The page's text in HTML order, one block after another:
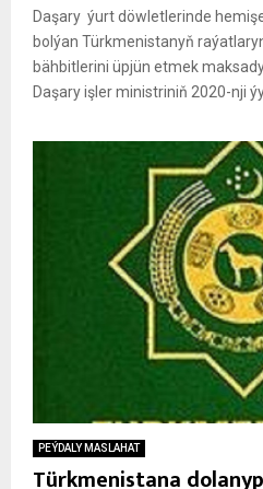
Daşary ýurt döwletlerinde
bolýan Türkmenistanyň
bähbitlerini üpjün etmek
Daşary işler ministriniň 2020-nji
PEÝDALY MASLAHAT
Türkmenistana